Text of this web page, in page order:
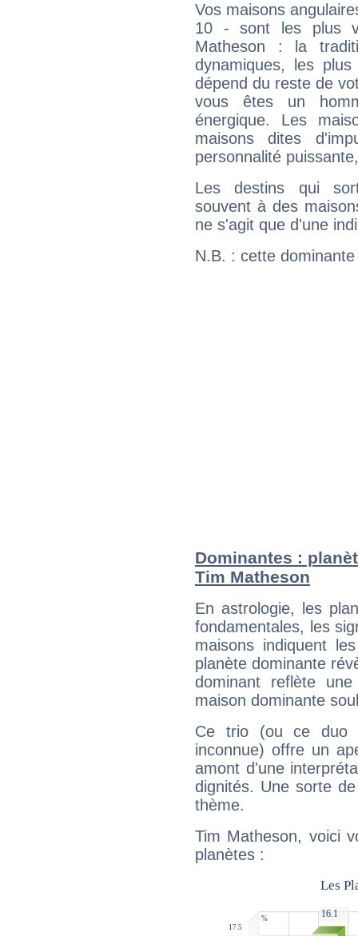
Vos maisons
10 - sont les plus
Matheson : la
dynamiques, les
dépend du reste de
vous êtes un
énergique. Les
maisons dites
personnalité
Les destins qui
souvent à des
ne s'agit que d'une
N.B. : cette
Dominantes :
Tim Matheson
En astrologie, les
fondamentales, les
maisons indiquent
planète dominante
dominant reflète
maison dominante
Ce trio (ou ce duo
inconnue) offre un
amont d'une
dignités. Une sorte
thème.
Tim Matheson, voici
planètes :